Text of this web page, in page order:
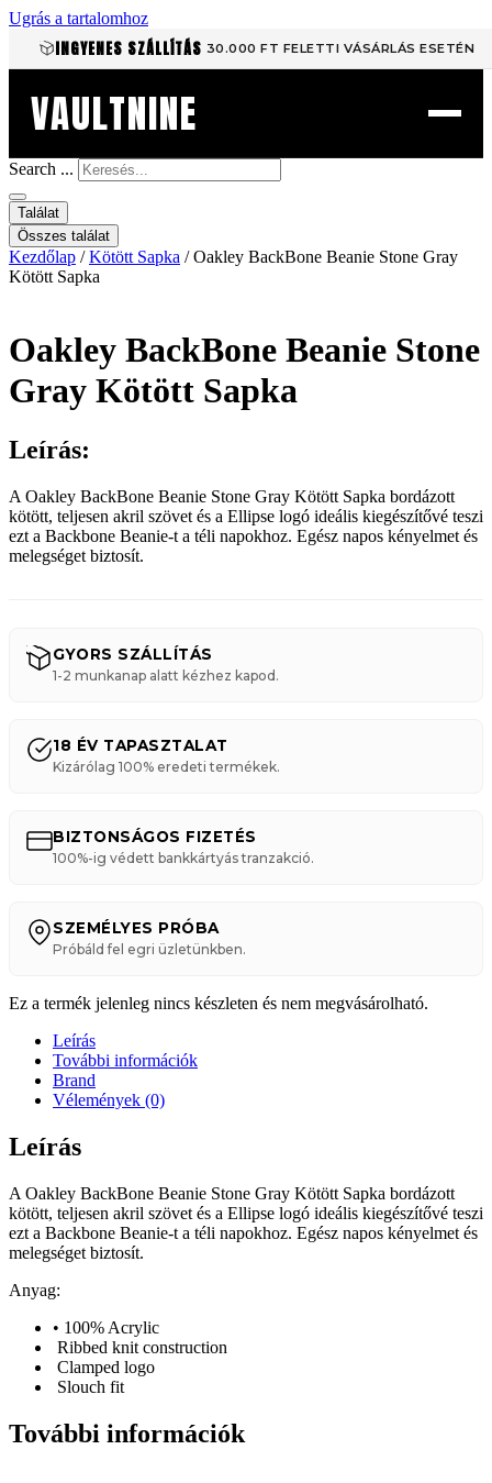
Ugrás a tartalomhoz
INGYENES SZÁLLÍTÁS 30.000 FT FELETTI VÁSÁRLÁS ESETÉN
VAULTNINE
Search ...
Találat
Összes találat
Kezdőlap /Kötött Sapka / Oakley BackBone Beanie Stone Gray
Kötött Sapka
Oakley BackBone Beanie Stone
Gray Kötött Sapka
Leírás:
A Oakley BackBone Beanie Stone Gray Kötött Sapka bordázott
kötött, teljesen akril szövet és a Ellipse logó ideális kiegészítővé teszi
ezt a Backbone Beanie-t a téli napokhoz. Egész napos kényelmet és
melegséget biztosít.
GYORS SZÁLLÍTÁS
1-2 munkanap alatt kézhez kapod.
18 ÉV TAPASZTALAT
Kizárólag 100% eredeti termékek.
BIZTONSÁGOS FIZETÉS
100%-ig védett bankkártyás tranzakció.
SZEMÉLYES PRÓBA
Próbáld fel egri üzletünkben.
Ez a termék jelenleg nincs készleten és nem megvásárolható.
Leírás
További információk
Brand
Vélemények (0)
Leírás
A Oakley BackBone Beanie Stone Gray Kötött Sapka bordázott
kötött, teljesen akril szövet és a Ellipse logó ideális kiegészítővé teszi
ezt a Backbone Beanie-t a téli napokhoz. Egész napos kényelmet és
melegséget biztosít.
Anyag:
• 100% Acrylic
Ribbed knit construction
Clamped logo
Slouch fit
További információk